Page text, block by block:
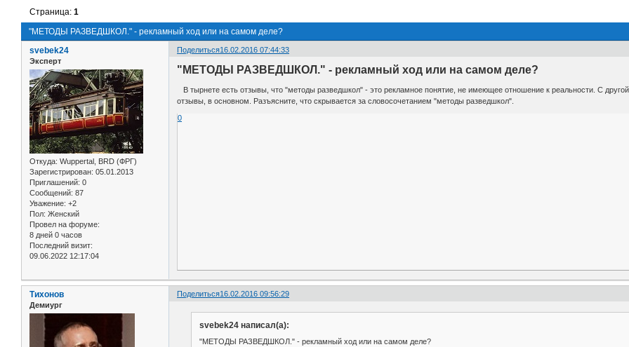
"МЕТОДЫ РАЗВЕДШКОЛ." - рекламный ход или на самом деле?
Страница:1
Поделиться16.02.2016 07:44:33
svebek24
Эксперт
Откуда: Wuppertal, BRD (ФРГ)
Зарегистрирован: 05.01.2013
Приглашений: 0
Сообщений: 87
Уважение: +2
Пол: Женский
Провел на форуме:
8 дней 0 часов
Последний визит:
09.06.2022 12:17:04
"МЕТОДЫ РАЗВЕДШКОЛ." - рекламный ход или на самом деле?
В тырнете есть отзывы, что "методы разведшкол" - это рекламное понятие, не имеющее отношение к реальности. С
отзывы, в основном. Разъясните, что скрывается за словосочетанием "методы разведшкол".
0
Поделиться16.02.2016 09:56:29
Тихонов
Демиург
svebek24 написал(а):
"МЕТОДЫ РАЗВЕДШКОЛ." - рекламный ход или на самом деле?